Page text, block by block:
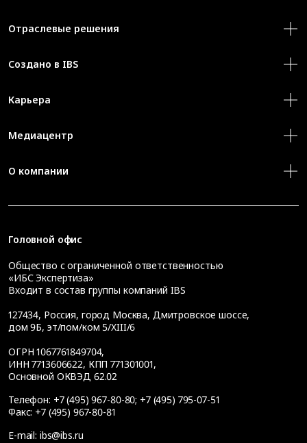
Отраслевые решения
Создано в IBS
Карьера
Медиацентр
О компании
Головной офис
Общество с ограниченной ответственностью
«ИБС Экспертиза»
Входит в состав группы компаний IBS
127434, Россия, город Москва, Дмитровское шоссе,
дом 9Б, эт/пом/ком 5/XIII/6
ОГРН 1067761849704,
ИНН 7713606622, КПП 771301001,
Основной ОКВЭД 62.02
Телефон: +7 (495) 967-80-80; +7 (495) 795-07-51
Факс: +7 (495) 967-80-81
E-mail: ibs@ibs.ru